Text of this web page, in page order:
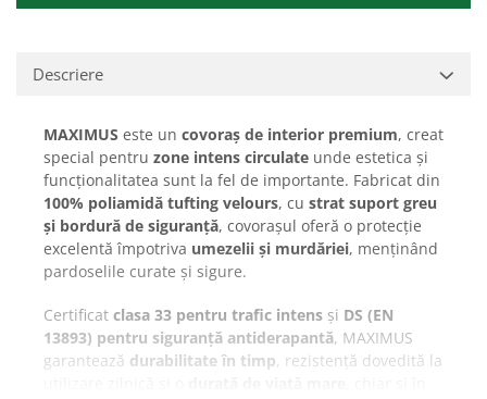
Descriere
MAXIMUS este un covoraș de interior premium, creat
special pentru zone intens circulate unde estetica și
funcționalitatea sunt la fel de importante. Fabricat din
100% poliamidă tufting velours, cu strat suport greu
și bordură de siguranță, covorașul oferă o protecție
excelentă împotriva umezelii și murdăriei, menținând
pardoselile curate și sigure.
Certificat clasa 33 pentru trafic intens și DS (EN
13893) pentru siguranță antiderapantă, MAXIMUS
garantează durabilitate în timp, rezistență dovedită la